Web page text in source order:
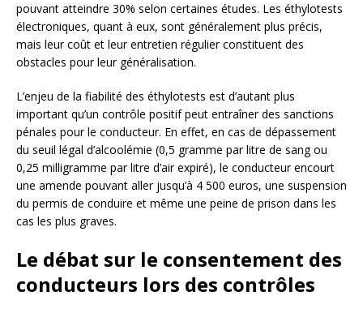
pouvant atteindre 30% selon certaines études. Les éthylotests
électroniques, quant à eux, sont généralement plus précis,
mais leur coût et leur entretien régulier constituent des
obstacles pour leur généralisation.
L’enjeu de la fiabilité des éthylotests est d’autant plus
important qu’un contrôle positif peut entraîner des sanctions
pénales pour le conducteur. En effet, en cas de dépassement
du seuil légal d’alcoolémie (0,5 gramme par litre de sang ou
0,25 milligramme par litre d’air expiré), le conducteur encourt
une amende pouvant aller jusqu’à 4 500 euros, une suspension
du permis de conduire et même une peine de prison dans les
cas les plus graves.
Le débat sur le consentement des
conducteurs lors des contrôles